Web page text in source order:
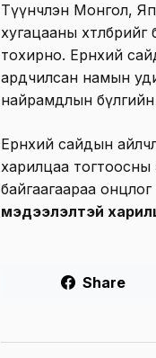
Түүнчлэн Монгол,
хугацааны
тохирно. Ерөнхий
ардчилсан намын
найрамдлын бүлгийн
Ерөнхий сайдын
харилцаа
байгаагаараа
мэдээлэлтэй
Share